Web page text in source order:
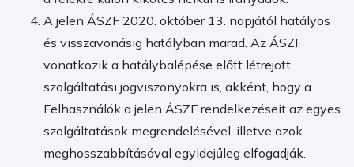
A jelen ÁSZF 2020. október 13. napjától hatályos
és visszavonásig hatályban marad. Az ÁSZF
vonatkozik a hatálybalépése előtt létrejött
szolgáltatási jogviszonyokra is, akként, hogy a
Felhasználók a jelen ÁSZF rendelkezéseit az egyes
szolgáltatások megrendelésével, illetve azok
meghosszabbításával egyidejűleg elfogadják.